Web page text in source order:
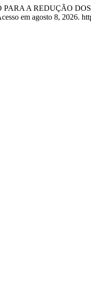
A REDUÇÃO
em agosto 8, 2026.